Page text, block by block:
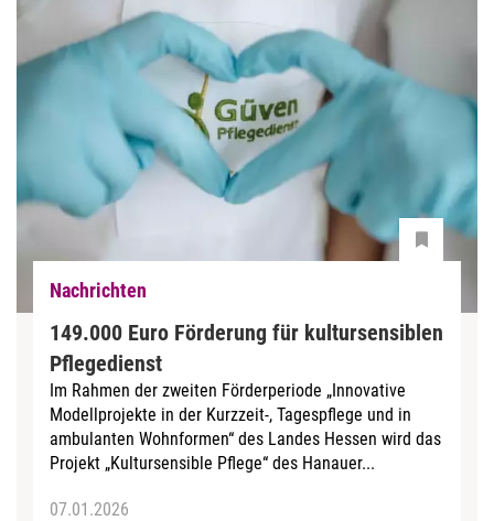
Nachrichten
149.000 Euro Förderung für kultursensiblen
Pflegedienst
Im Rahmen der zweiten Förderperiode „Innovative
Modellprojekte in der Kurzzeit-, Tagespflege und in
ambulanten Wohnformen“ des Landes Hessen wird das
Projekt „Kultursensible Pflege“ des Hanauer...
07.01.2026